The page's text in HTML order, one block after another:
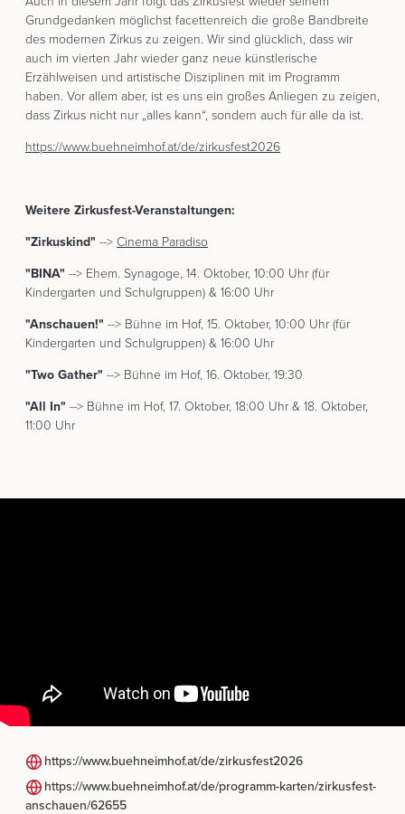
Grundgedanken möglichst facettenreich die große Bandbreite
des modernen Zirkus zu zeigen. Wir sind glücklich, dass wir
auch im vierten Jahr wieder ganz neue künstlerische
Erzählweisen und artistische Disziplinen mit im Programm
haben. Vor allem aber, ist es uns ein großes Anliegen zu zeigen,
dass Zirkus nicht nur „alles kann“, sondern auch für alle da ist.
https://www.buehneimhof.at/de/zirkusfest2026
Weitere Zirkusfest-Veranstaltungen:
"Zirkuskind" --> Cinema Paradiso
"BINA" --> Ehem. Synagoge, 14. Oktober, 10:00 Uhr (für
Kindergarten und Schulgruppen) & 16:00 Uhr
"Anschauen!" --> Bühne im Hof, 15. Oktober, 10:00 Uhr (für
Kindergarten und Schulgruppen) & 16:00 Uhr
"Two Gather" --> Bühne im Hof, 16. Oktober, 19:30
"All In" --> Bühne im Hof, 17. Oktober, 18:00 Uhr & 18. Oktober,
11:00 Uhr
https://www.buehneimhof.at/de/zirkusfest2026
https://www.buehneimhof.at/de/programm-karten/zirkusfest-
anschauen/62655